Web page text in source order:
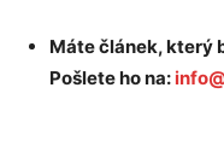
Máte článek, který
Pošlete ho na: